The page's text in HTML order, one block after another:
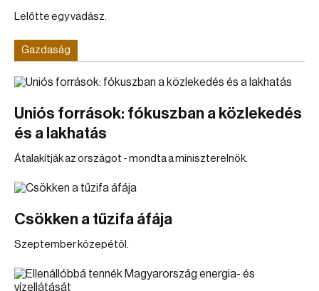
Lelőtte egy vadász.
Gazdaság
Uniós források: fókuszban a közlekedés
és a lakhatás
Átalakítják az országot - mondta a miniszterelnök.
Csökken a tűzifa áfája
Szeptember közepétől.